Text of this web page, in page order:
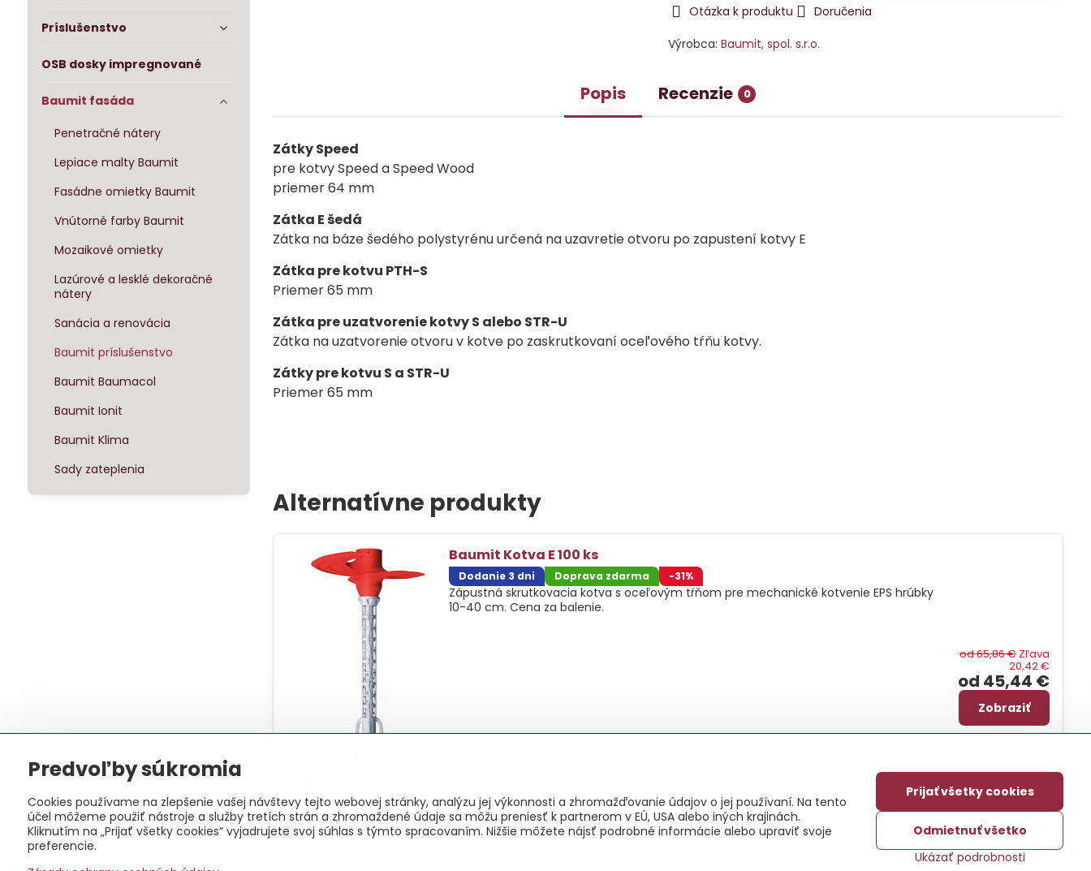
Otázka k produktu
Doručenia
Výrobca:Baumit, spol. s.r.o.
Popis Recenzie 0
Zátky Speed
pre kotvy Speed a Speed Wood
priemer 64 mm
Zátka E šedá
Zátka na báze šedého polystyrénu určená na uzavretie otvoru po zapustení kotvy E
Zátka pre kotvu PTH-S
Priemer 65 mm
Zátka pre uzatvorenie kotvy S alebo STR-U
Zátka na uzatvorenie otvoru v kotve po zaskrutkovaní oceľového tŕňu kotvy.
Zátky pre kotvu S a STR-U
Priemer 65 mm
Alternatívne produkty
Baumit Kotva E 100 ks
Dodanie 3 dni Doprava zdarma -31%
Zápustná skrutkovacia kotva s oceľovým tŕňom pre mechanické kotvenie EPS hrúbky
10-40 cm. Cena za balenie.
od 45,44 €
od 65,86 € Zľava
20,42 €
Zobraziť
Príslušenstvo
OSB dosky impregnované
Baumit fasáda
Penetračné nátery
Lepiace malty Baumit
Fasádne omietky Baumit
Vnútorné farby Baumit
Mozaikové omietky
Lazúrové a lesklé dekoračné
nátery
Sanácia a renovácia
Baumit príslušenstvo
Baumit Baumacol
Baumit Ionit
Baumit Klima
Sady zateplenia
©2026 CopyrightPredvoľby súkromia Zásady ochrany osobných údajov
Vytvorené pomocou:BiznisWeb.sk
Predvoľby súkromia
Cookies používame na zlepšenie vašej návštevy tejto webovej stránky, analýzu jej výkonnosti a zhromažďovanie údajov o jej používaní. Na tento
účel môžeme použiť nástroje a služby tretích strán a zhromaždené údaje sa môžu preniesť k partnerom v EÚ, USA alebo iných krajinách.
Kliknutím na „Prijať všetky cookies“ vyjadrujete svoj súhlas s týmto spracovaním. Nižšie môžete nájsť podrobné informácie alebo upraviť svoje
preferencie.
Ukázať podrobnosti
Prijať všetky cookies
Odmietnuť všetko